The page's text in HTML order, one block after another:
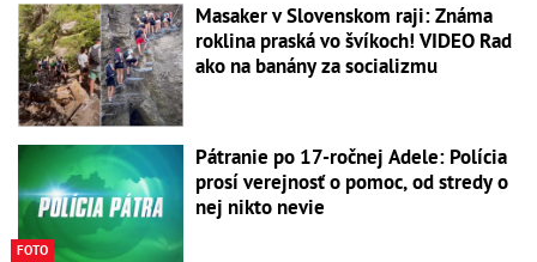
Masaker v Slovenskom raji: Známa
roklina praská vo švíkoch! VIDEO Rad
ako na banány za socializmu
FOTO
Pátranie po 17-ročnej Adele: Polícia
prosí verejnosť o pomoc, od stredy o
nej nikto nevie